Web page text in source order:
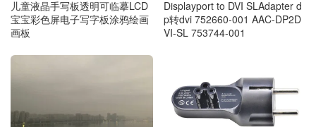
儿童液晶手写板透明可临摹LCD
宝宝彩色屏电子写字板涂鸦绘画
画板
Displayport to DVI SLAdapter d
p转dvi 752660-001 AAC-DP2D
VI-SL 753744-001